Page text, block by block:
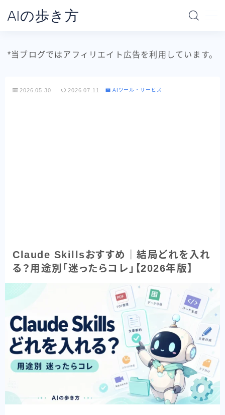
AIの歩き方
Perplexity
データ分析の地図
目的別で探す
読む・要約AI
画像生成AI
音楽・音声AI
*当ブログではアフィリエイト広告を利用しています。
2026.05.30 2026.07.11 AIツール・サービス
Claude Skillsおすすめ｜結局どれを入れ
る？用途別「迷ったらコレ」【2026年版】